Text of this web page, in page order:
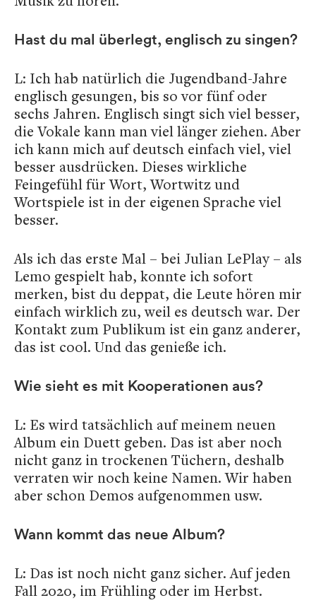
Hast du mal überlegt, englisch zu singen?
L: Ich hab natürlich die Jugendband-Jahre
englisch gesungen, bis so vor fünf oder
sechs Jahren. Englisch singt sich viel besser,
die Vokale kann man viel länger ziehen. Aber
ich kann mich auf deutsch einfach viel, viel
besser ausdrücken. Dieses wirkliche
Feingefühl für Wort, Wortwitz und
Wortspiele ist in der eigenen Sprache viel
besser.
Als ich das erste Mal – bei Julian LePlay – als
Lemo gespielt hab, konnte ich sofort
merken, bist du deppat, die Leute hören mir
einfach wirklich zu, weil es deutsch war. Der
Kontakt zum Publikum ist ein ganz anderer,
das ist cool. Und das genieße ich.
Wie sieht es mit Kooperationen aus?
L: Es wird tatsächlich auf meinem neuen
Album ein Duett geben. Das ist aber noch
nicht ganz in trockenen Tüchern, deshalb
verraten wir noch keine Namen. Wir haben
aber schon Demos aufgenommen usw.
Wann kommt das neue Album?
L: Das ist noch nicht ganz sicher. Auf jeden
Fall 2020, im Frühling oder im Herbst.